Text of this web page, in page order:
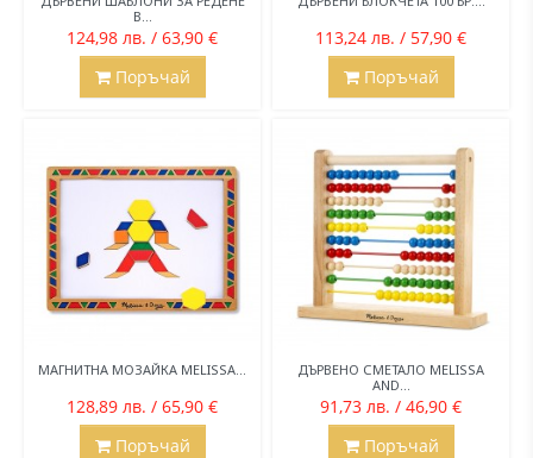
В...
124,98 лв. / 63,90 €
Поръчай
113,24 лв. / 57,90 €
Поръчай
МАГНИТНА МОЗАЙКА MELISSA...
128,89 лв. / 65,90 €
Поръчай
ДЪРВЕНО СМЕТАЛО MELISSA
AND...
91,73 лв. / 46,90 €
Поръчай